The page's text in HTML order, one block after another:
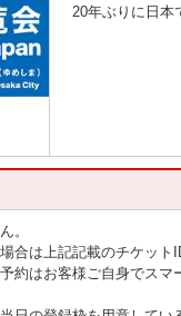
20年ぶりに日本
。
は上記記載のチケット
はお客様ご自身でスマ